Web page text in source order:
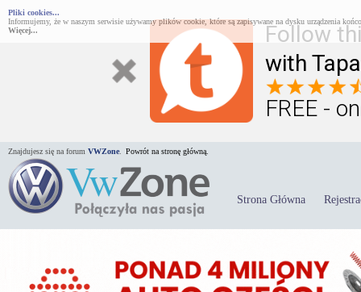
Follow
with
FREE -
Pliki cookies...
Informujemy, że w naszym serwisie używamy plików cookie, które są zapisywane na dysku urządzenia
Więcej...
Znajdujesz się na forum VWZone Powrót na stronę główną.
Strona Główna